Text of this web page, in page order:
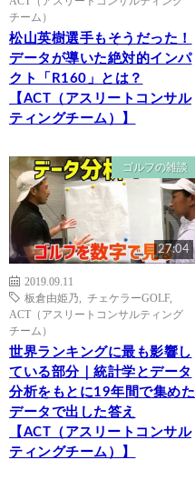
チーム）
松山英樹選手もそうだった！
データが導いた絶対的インパ
クト「R160」とは？
【ACT（アスリートコンサル
ティングチーム）】
ゴルフの雑談
27:04
2019.09.11
板倉由姫乃
チェケラーGOLF,
ACT（アスリートコンサルティング
チーム）
世界ランキングに最も影響し
ている部分｜統計学とデータ
分析をもとに19年間で集めた
データで出した答え
【ACT（アスリートコンサル
ティングチーム）】